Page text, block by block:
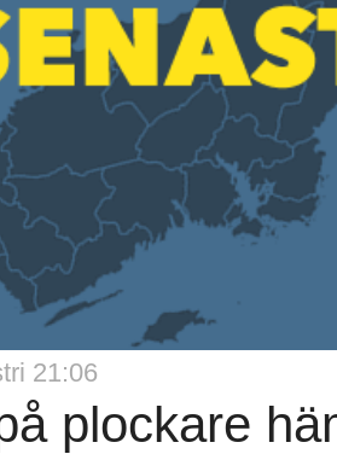
21:06
plockare